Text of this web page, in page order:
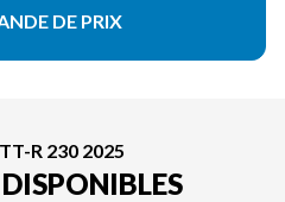
DE PRIX
R 230 2025